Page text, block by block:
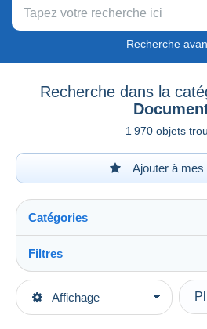
Recherche
Recherche dans la
1 970 objets
Ajouter à mes
Affichage
Catégories
Catégories principales
Filtres
Types de vente
En cours